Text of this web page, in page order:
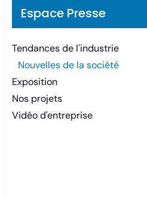
Espace Presse
Tendances de l'industrie
Nouvelles de la société
Exposition
Nos projets
Vidéo d'entreprise